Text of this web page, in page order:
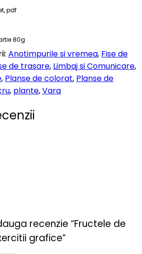
pdf
80g
Anotimpurile si vremea, Fise de
de trasare, Limbaj si Comunicare,
, Planse de colorat, Planse de
, plante,Vara
recenzie “Fructele de
grafice”